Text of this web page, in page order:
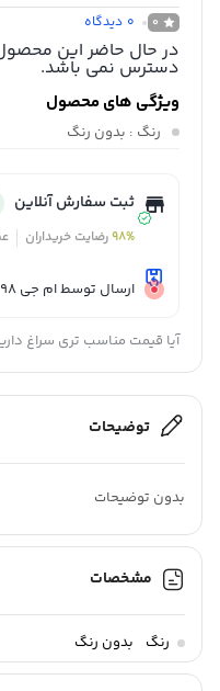
0
0 دیدگاه
در حال حاضر این
دسترس نمی باشد.
ویژگی های محصول
رنگ : بدون رنگ
ثبت سفارش آنلاین
98%رضایت خریداران
ارسال توسط ام جی 98
آیا قیمت مناسب تری سراغ
توضیحات
بدون توضیحات
مشخصات
رنگ بدون رنگ